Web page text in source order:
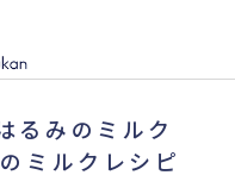
るみのミルク
ミルクレシピ